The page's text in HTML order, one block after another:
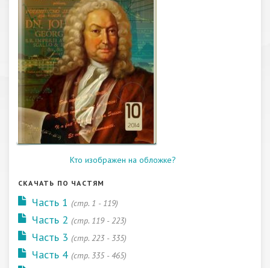
Кто изображен на обложке?
СКАЧАТЬ ПО ЧАСТЯМ
Часть 1 (cтр. 1 - 119)
Часть 2 (cтр. 119 - 223)
Часть 3 (cтр. 223 - 335)
Часть 4 (cтр. 335 - 465)